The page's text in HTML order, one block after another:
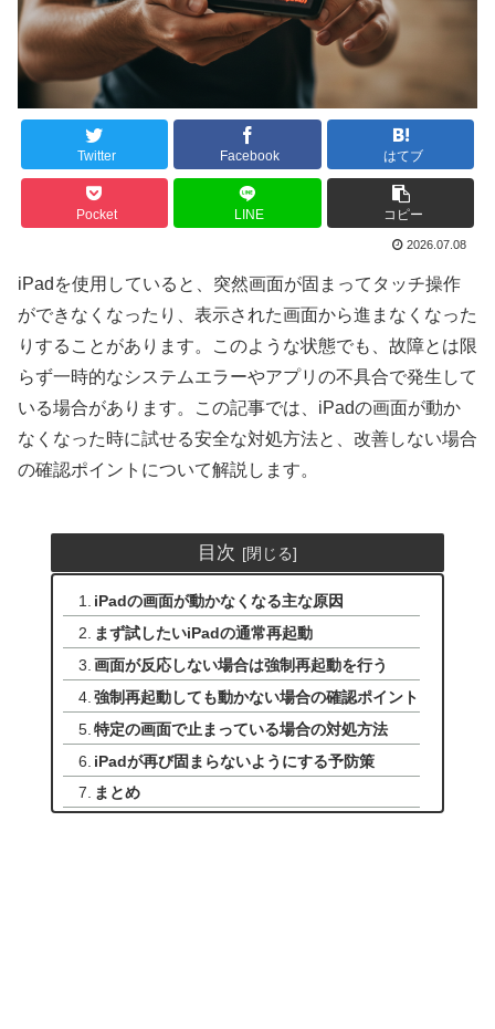
Twitter Facebook はてブ
Pocket LINE コピー
2026.07.08
iPadを使用していると、突然画面が固まってタッチ操作
ができなくなったり、表示された画面から進まなくなった
りすることがあります。このような状態でも、故障とは限
らず一時的なシステムエラーやアプリの不具合で発生して
いる場合があります。この記事では、iPadの画面が動か
なくなった時に試せる安全な対処方法と、改善しない場合
の確認ポイントについて解説します。
目次
iPadの画面が動かなくなる主な原因
まず試したいiPadの通常再起動
画面が反応しない場合は強制再起動を行う
強制再起動しても動かない場合の確認ポイント
特定の画面で止まっている場合の対処方法
iPadが再び固まらないようにする予防策
まとめ